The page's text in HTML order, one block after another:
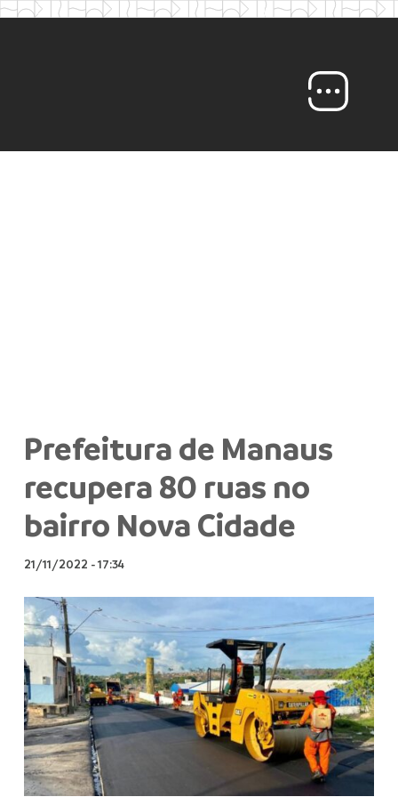
Prefeitura de Manaus
recupera 80 ruas no
bairro Nova Cidade
21/11/2022 -17:34